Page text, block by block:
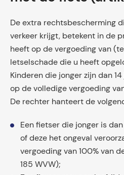
De extra rechtsbescherming
verkeer krijgt, betekent in de
heeft op de vergoeding van
letselschade die u heeft
Kinderen die jonger zijn dan
op de volledige vergoeding
De rechter hanteert de
Een fietser die jonger is
of deze het ongeval
vergoeding van 100% van
185 WVW);